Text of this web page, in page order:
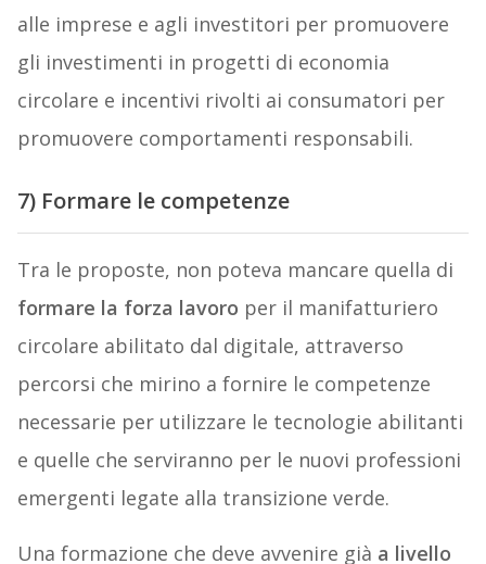
alle imprese e agli investitori per promuovere
gli investimenti in progetti di economia
circolare e incentivi rivolti ai consumatori per
promuovere comportamenti responsabili.
7) Formare le competenze
Tra le proposte, non poteva mancare quella di
formare la forza lavoro per il manifatturiero
circolare abilitato dal digitale, attraverso
percorsi che mirino a fornire le competenze
necessarie per utilizzare le tecnologie abilitanti
e quelle che serviranno per le nuovi professioni
emergenti legate alla transizione verde.
Una formazione che deve avvenire già a livello